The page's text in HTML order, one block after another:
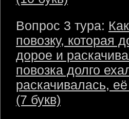
Вопрос 3 тура:
повозку, которая
дорое и
повозка долго
раскачивалась,
(7 букв)